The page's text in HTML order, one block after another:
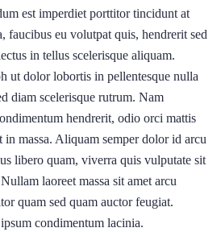
est imperdiet porttitor tincidunt at
faucibus eu volutpat quis, hendrerit sed
in tellus scelerisque aliquam.
ut dolor lobortis in pellentesque nulla
diam scelerisque rutrum. Nam
hendrerit, odio orci mattis
massa. Aliquam semper dolor id arcu
libero quam, viverra quis vulputate sit
laoreet massa sit amet arcu
quam sed quam auctor feugiat.
condimentum lacinia.